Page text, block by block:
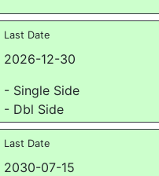
Last Date
2026-12-30
- Single Side
- Dbl Side
Last Date
2030-07-15